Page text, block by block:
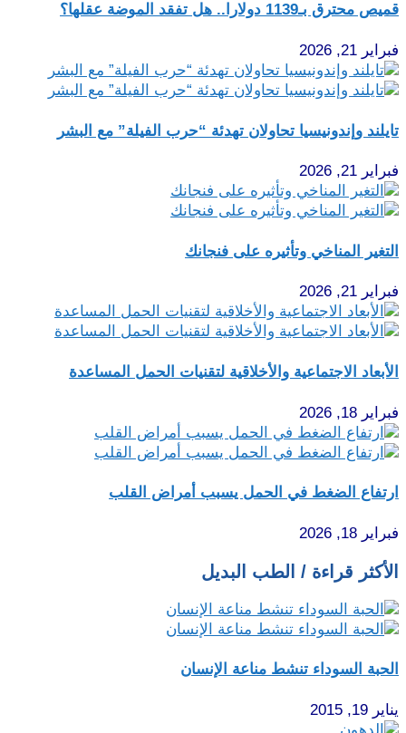
قميص محترق بـ1139 دولارا.. هل تفقد الموضة عقلها؟
فبراير 21, 2026
تايلند وإندونيسيا تحاولان تهدئة “حرب الفيلة” مع البشر
فبراير 21, 2026
التغير المناخي وتأثيره على فنجانك
فبراير 21, 2026
الأبعاد الاجتماعية والأخلاقية لتقنيات الحمل المساعدة
فبراير 18, 2026
ارتفاع الضغط في الحمل يسبب أمراض القلب
فبراير 18, 2026
الأكثر قراءة / الطب البديل
الحبة السوداء تنشط مناعة الإنسان
يناير 19, 2015